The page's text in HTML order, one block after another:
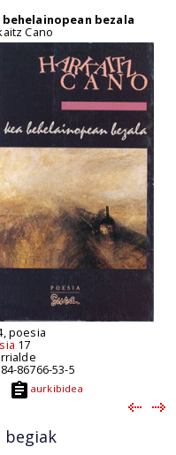
behelainopean bezala
Cano
poesia
17
86766-53-5
aurkibidea
begiak